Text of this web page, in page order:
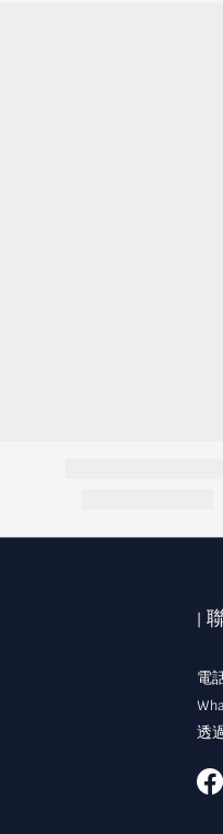
|
電
透